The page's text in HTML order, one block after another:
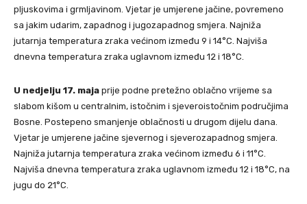
pljuskovima i grmljavinom. Vjetar je umjerene jačine, povremeno
sa jakim udarim, zapadnog i jugozapadnog smjera. Najniža
jutarnja temperatura zraka većinom između 9 i 14°C. Najviša
dnevna temperatura zraka uglavnom između 12 i 18°C.
U nedjelju 17. maja prije podne pretežno oblačno vrijeme sa
slabom kišom u centralnim, istočnim i sjeveroistočnim područjima
Bosne. Postepeno smanjenje oblačnosti u drugom dijelu dana.
Vjetar je umjerene jačine sjevernog i sjeverozapadnog smjera.
Najniža jutarnja temperatura zraka većinom između 6 i 11°C.
Najviša dnevna temperatura zraka uglavnom između 12 i 18°C, na
jugu do 21°C.